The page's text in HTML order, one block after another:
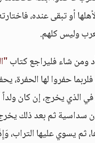
أو تبقى عنده،
وليس كلهم.
ومن شاء فليراجع كتاب
حفروا لها الحفرة،
الذي يخرج، إن كان ولداً
ثم بعد ذلك
عليها التراب، وَإِذَا